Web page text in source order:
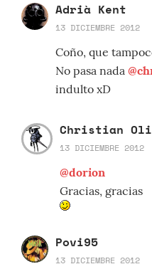
Adrià Kent
13 DICIEMBRE 2012
Coño, que
No pasa nada
indulto xD
Christian
13 DICIEMBRE 2012
@dorion
Gracias, gracias
Povi95
13 DICIEMBRE 2012